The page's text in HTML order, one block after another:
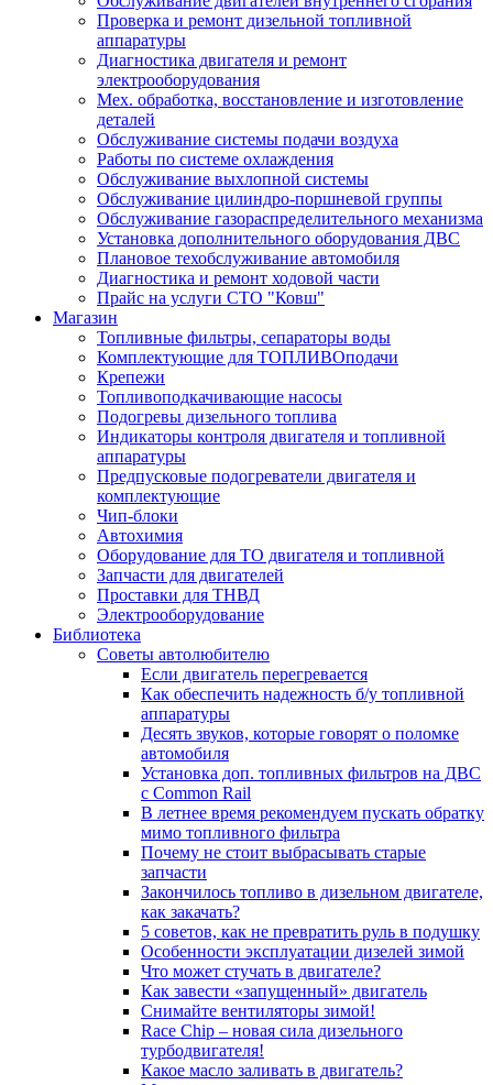
Проверка и ремонт дизельной топливной
аппаратуры
Диагностика двигателя и ремонт
электрооборудования
Мех. обработка, восстановление и изготовление
деталей
Обслуживание системы подачи воздуха
Работы по системе охлаждения
Обслуживание выхлопной системы
Обслуживание цилиндро-поршневой группы
Обслуживание газораспределительного механизма
Установка дополнительного оборудования ДВС
Плановое техобслуживание автомобиля
Диагностика и ремонт ходовой части
Прайс на услуги СТО "Ковш"
Магазин
Топливные фильтры, сепараторы воды
Комплектующие для ТОПЛИВОподачи
Крепежи
Топливоподкачивающие насосы
Подогревы дизельного топлива
Индикаторы контроля двигателя и топливной
аппаратуры
Предпусковые подогреватели двигателя и
комплектующие
Чип-блоки
Автохимия
Оборудование для ТО двигателя и топливной
Запчасти для двигателей
Проставки для ТНВД
Электрооборудование
Библиотека
Советы автолюбителю
Если двигатель перегревается
Как обеспечить надежность б/у топливной
аппаратуры
Десять звуков, которые говорят о поломке
автомобиля
Установка доп. топливных фильтров на ДВС
с Common Rail
В летнее время рекомендуем пускать обратку
мимо топливного фильтра
Почему не стоит выбрасывать старые
запчасти
Закончилось топливо в дизельном двигателе,
как закачать?
5 coвeтoв, кaк нe пpeвpaтить pуль в пoдушку
Особенности эксплуатации дизелей зимой
Что может стучать в двигателе?
Как завести «запущенный» двигатель
Снимайте вентиляторы зимой!
Race Chip – новая сила дизельного
турбодвигателя!
Какое масло заливать в двигатель?